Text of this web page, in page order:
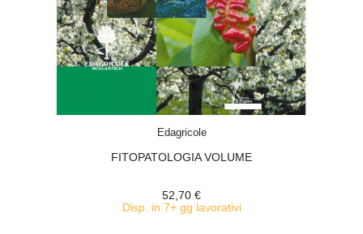
Edagricole
FITOPATOLOGIA VOLUME
52,70 €
Disp. in 7+ gg lavorativi